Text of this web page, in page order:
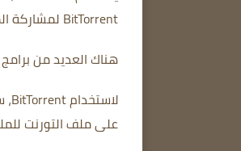
BitTorrent لمشاركة الملفات المحمية بحقوق الطبع والنشر.
هناك العديد من برامج BitTorrent للاختيار من بينها.
لاستخدام BitTorrent، ستحتاج إلى تثبيت عميل BitTorrent على جهاز الكمبيوتر الخاص بك.
على ملف التورنت